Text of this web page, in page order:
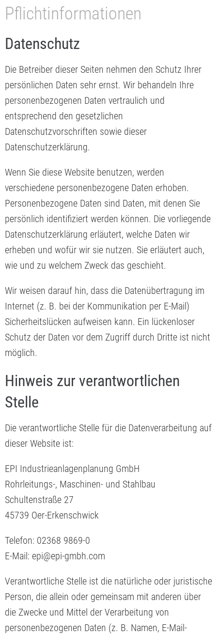
Pflicht­informationen
Datenschutz
Die Betreiber dieser Seiten nehmen den Schutz Ihrer
persönlichen Daten sehr ernst. Wir behandeln Ihre
personenbezogenen Daten vertraulich und
entsprechend den gesetzlichen
Datenschutzvorschriften sowie dieser
Datenschutzerklärung.
Wenn Sie diese Website benutzen, werden
verschiedene personenbezogene Daten erhoben.
Personenbezogene Daten sind Daten, mit denen Sie
persönlich identifiziert werden können. Die vorliegende
Datenschutzerklärung erläutert, welche Daten wir
erheben und wofür wir sie nutzen. Sie erläutert auch,
wie und zu welchem Zweck das geschieht.
Wir weisen darauf hin, dass die Datenübertragung im
Internet (z. B. bei der Kommunikation per E-Mail)
Sicherheitslücken aufweisen kann. Ein lückenloser
Schutz der Daten vor dem Zugriff durch Dritte ist nicht
möglich.
Hinweis zur verantwortlichen
Stelle
Die verantwortliche Stelle für die Datenverarbeitung auf
dieser Website ist:
EPI Industrieanlagenplanung GmbH
Rohrleitungs-, Maschinen- und Stahlbau
Schultenstraße 27
45739 Oer-Erkenschwick
Telefon: 02368 9869-0
E-Mail: epi@epi-gmbh.com
Verantwortliche Stelle ist die natürliche oder juristische
Person, die allein oder gemeinsam mit anderen über
die Zwecke und Mittel der Verarbeitung von
personenbezogenen Daten (z. B. Namen, E-Mail-